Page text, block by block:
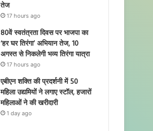
तेज
17 hours ago
80वें स्वतंत्रता दिवस पर भाजपा का
‘हर घर तिरंगा’ अभियान तेज, 10
अगस्त से निकलेगी भव्य तिरंगा यात्रा
17 hours ago
एबीएन शक्ति की प्रदर्शनी में 50
महिला उद्यमियों ने लगाए स्टॉल, हजारों
महिलाओं ने की खरीदारी
1 day ago